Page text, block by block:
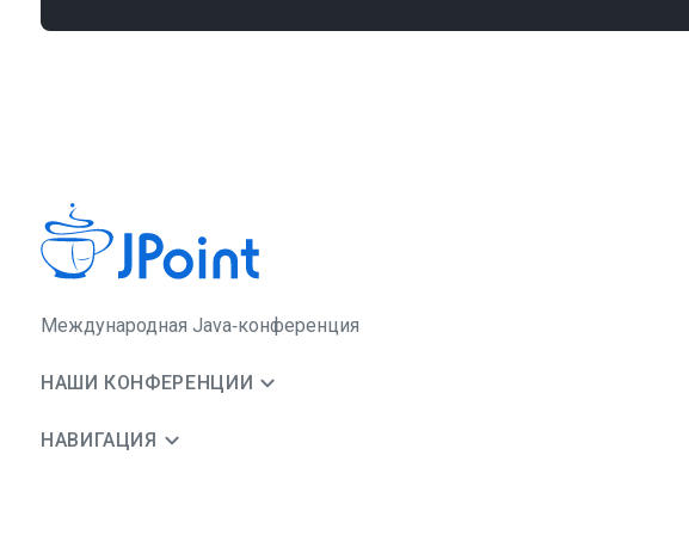
Международная Java‑конференция
НАШИ КОНФЕРЕНЦИИ
НАВИГАЦИЯ